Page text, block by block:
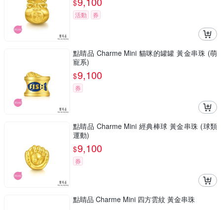
$
活動 券
點睛品 Charme Mini 貓咪的罐罐 黃金串珠 (萌
寵系)
$9,100
券
點睛品 Charme Mini 經典棒球 黃金串珠 (球類
運動)
$9,100
券
點睛品 Charme Mini 四方雲紋 黃金串珠